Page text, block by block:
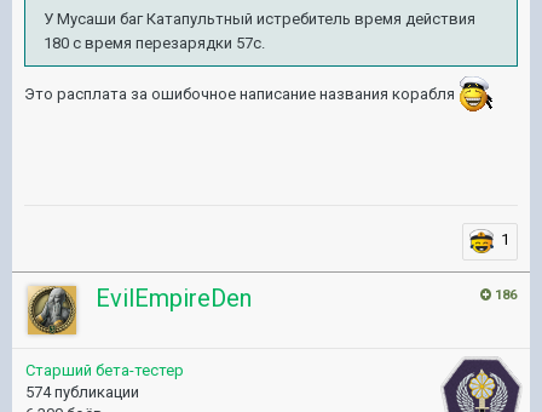
У Мусаши баг Катапультный истребитель время действия
180 с время перезарядки 57с.
Это расплата за ошибочное написание названия корабля
1
186
EvilEmpireDen
Старший бета-тестер
574 публикации